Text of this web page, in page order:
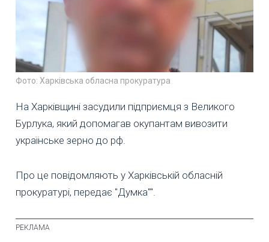
Фото: Харківська обласна прокуратура
На Харківщині засудили підприємця з Великого
Бурлука, який допомагав окупантам вивозити
українське зерно до рф.
Про це повідомляють у Харківській обласній
прокуратурі, передає "Думка"".